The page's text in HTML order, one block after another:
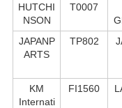
HUTCHI
NSON
T0007
JAPANP
ARTS
TP802
KM
Internati
FI1560